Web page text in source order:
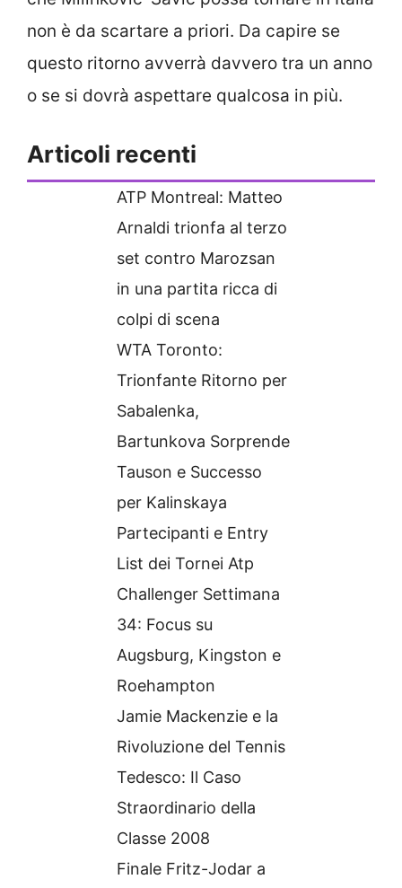
non è da scartare a priori. Da capire se
questo ritorno avverrà davvero tra un anno
o se si dovrà aspettare qualcosa in più.
Articoli recenti
ATP Montreal: Matteo
Arnaldi trionfa al terzo
set contro Marozsan
in una partita ricca di
colpi di scena
WTA Toronto:
Trionfante Ritorno per
Sabalenka,
Bartunkova Sorprende
Tauson e Successo
per Kalinskaya
Partecipanti e Entry
List dei Tornei Atp
Challenger Settimana
34: Focus su
Augsburg, Kingston e
Roehampton
Jamie Mackenzie e la
Rivoluzione del Tennis
Tedesco: Il Caso
Straordinario della
Classe 2008
Finale Fritz-Jodar a